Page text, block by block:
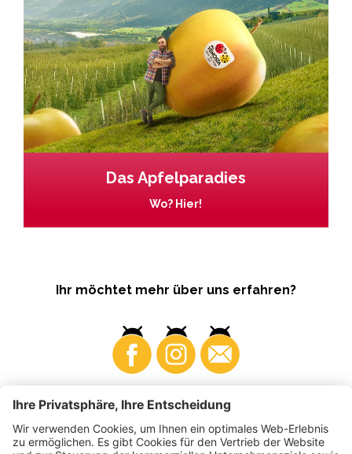
Das Apfelparadies
Wo? Hier!
Ihr möchtet mehr über uns erfahren?
Business Produzenten